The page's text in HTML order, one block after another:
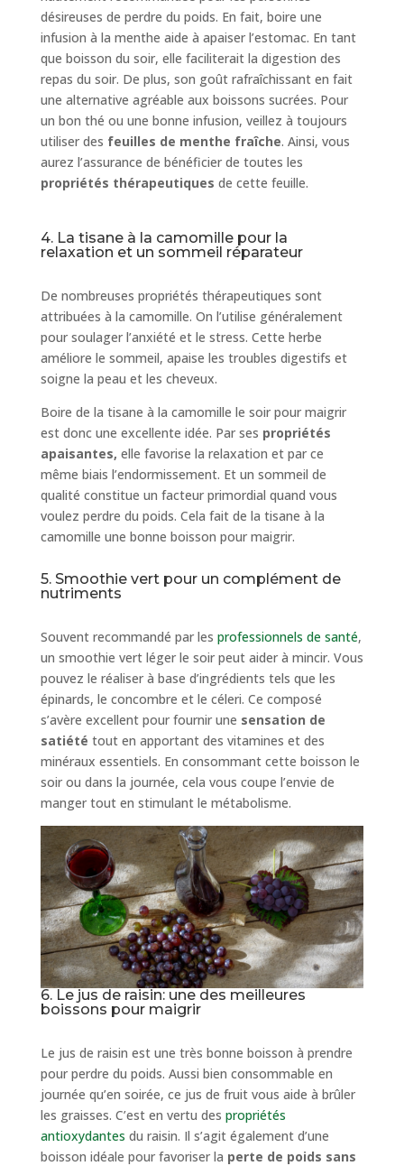
désireuses de perdre du poids. En fait, boire une
infusion à la menthe aide à apaiser l’estomac. En tant
que boisson du soir, elle faciliterait la digestion des
repas du soir. De plus, son goût rafraîchissant en fait
une alternative agréable aux boissons sucrées. Pour
un bon thé ou une bonne infusion, veillez à toujours
utiliser des feuilles de menthe fraîche. Ainsi, vous
aurez l’assurance de bénéficier de toutes les
propriétés thérapeutiques de cette feuille.
4. La tisane à la camomille pour la
relaxation et un sommeil réparateur
De nombreuses propriétés thérapeutiques sont
attribuées à la camomille. On l’utilise généralement
pour soulager l’anxiété et le stress. Cette herbe
améliore le sommeil, apaise les troubles digestifs et
soigne la peau et les cheveux.
Boire de la tisane à la camomille le soir pour maigrir
est donc une excellente idée. Par ses propriétés
apaisantes, elle favorise la relaxation et par ce
même biais l’endormissement. Et un sommeil de
qualité constitue un facteur primordial quand vous
voulez perdre du poids. Cela fait de la tisane à la
camomille une bonne boisson pour maigrir.
5. Smoothie vert pour un complément de
nutriments
Souvent recommandé par les professionnels de santé,
un smoothie vert léger le soir peut aider à mincir. Vous
pouvez le réaliser à base d’ingrédients tels que les
épinards, le concombre et le céleri. Ce composé
s’avère excellent pour fournir une sensation de
satiété tout en apportant des vitamines et des
minéraux essentiels. En consommant cette boisson le
soir ou dans la journée, cela vous coupe l’envie de
manger tout en stimulant le métabolisme.
6. Le jus de raisin: une des meilleures
boissons pour maigrir
Le jus de raisin est une très bonne boisson à prendre
pour perdre du poids. Aussi bien consommable en
journée qu’en soirée, ce jus de fruit vous aide à brûler
les graisses. C’est en vertu des propriétés
antioxydantes du raisin. Il s’agit également d’une
boisson idéale pour favoriser la perte de poids sans